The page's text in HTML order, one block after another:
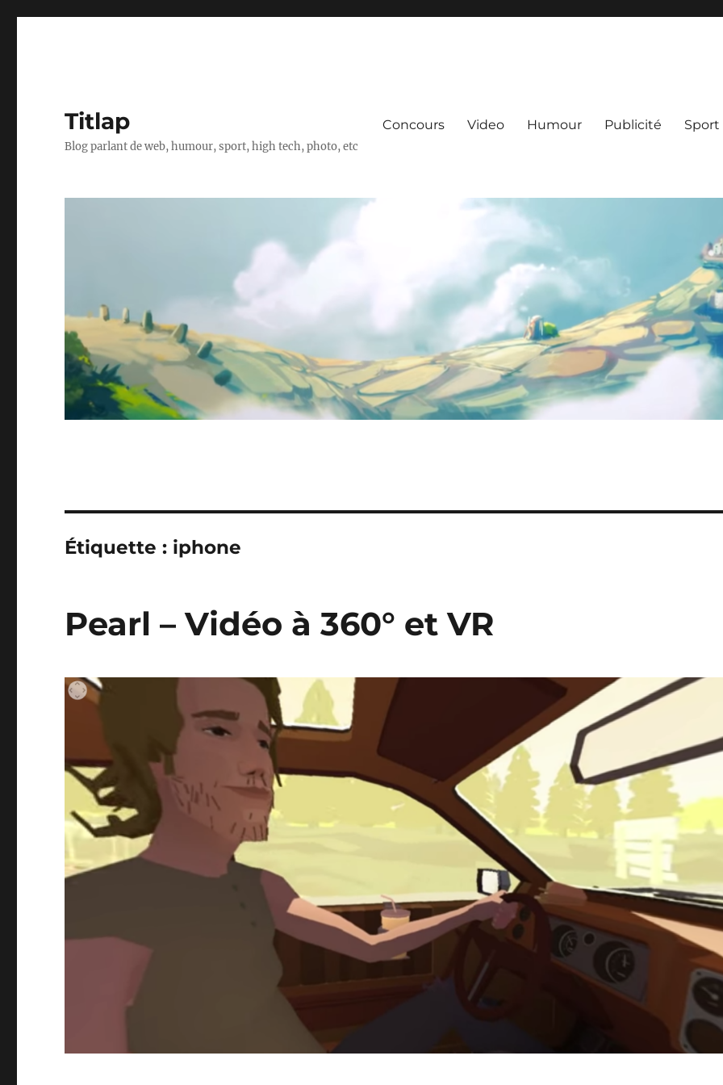
Titlap
Blog parlant de web, humour, sport, high tech, photo, etc
Concours Video Humour Publicité Sport
Étiquette : iphone
Pearl – Vidéo à 360° et VR